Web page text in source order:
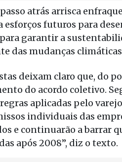
atrás arrisca
esforços futuros para
garantir a
das mudanças climáticas
deixam claro que, do
do acordo coletivo.
aplicadas pelo
individuais das
e continuarão a barrar
após 2008”, diz o texto.